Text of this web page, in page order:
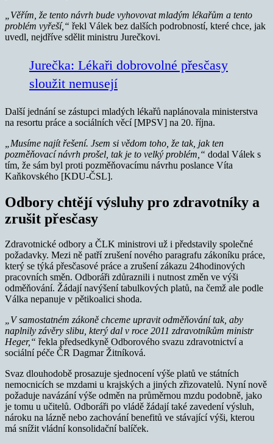
„Věřím, že tento návrh bude vyhovovat mladým lékařům a tento
problém vyřeší,“ řekl Válek bez dalších podrobností, které chce, jak
uvedl, nejdříve sdělit ministru Jurečkovi.
Jurečka: Lékaři dobrovolné přesčasy
sloužit nemusejí
Další jednání se zástupci mladých lékařů naplánovala ministerstva
na resortu práce a sociálních věcí [MPSV] na 20. října.
„Musíme najít řešení. Jsem si vědom toho, že tak, jak ten
pozměňovací návrh prošel, tak je to velký problém,“ dodal Válek s
tím, že sám byl proti pozměňovacímu návrhu poslance Víta
Kaňkovského [KDU-ČSL].
Odbory chtějí výsluhy pro zdravotníky a
zrušit přesčasy
Zdravotnické odbory a ČLK ministrovi už i představily společné
požadavky. Mezi ně patří zrušení nového paragrafu zákoníku práce,
který se týká přesčasové práce a zrušení zákazu 24hodinových
pracovních směn. Odboráři zdůraznili i nutnost změn ve výši
odměňování. Žádají navýšení tabulkových platů, na čemž ale podle
Válka nepanuje v pětikoalici shoda.
„V samostatném zákoně chceme upravit odměňování tak, aby
naplnily závěry slibu, který dal v roce 2011 zdravotníkům ministr
Heger,“ řekla předsedkyně Odborového svazu zdravotnictví a
sociální péče ČR Dagmar Žitníková.
Svaz dlouhodobě prosazuje sjednocení výše platů ve státních
nemocnicích se mzdami u krajských a jiných zřizovatelů. Nyní nově
požaduje navázání výše odměn na průměrnou mzdu podobně, jako
je tomu u učitelů. Odboráři po vládě žádají také zavedení výsluh,
nároku na lázně nebo zachování benefitů ve stávající výši, kterou
má snížit vládní konsolidační balíček.